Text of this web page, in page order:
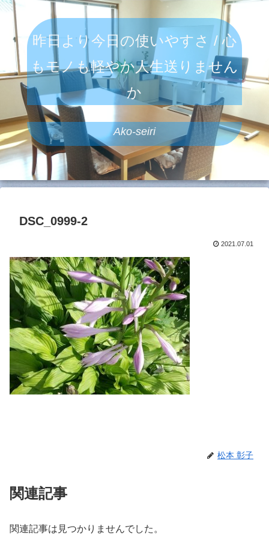
昨日より今日の使いやすさ / 心
もモノも軽やか人生送りません
か
Ako-seiri
DSC_0999-2
2021.07.01
松本 彰子
関連記事
関連記事は見つかりませんでした。